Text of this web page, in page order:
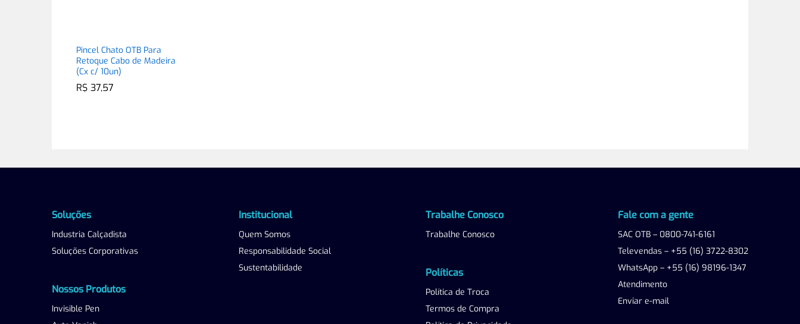
Pincel Chato OTB Para
Retoque Cabo de Madeira
(Cx c/ 10un)
R$ 37,57
R$ 37,57
Soluções
Industria Calçadista
Soluções Corporativas
Nossos Produtos
Invisible Pen
Institucional
Quem Somos
Responsabilidade Social
Sustentabilidade
Trabalhe Conosco
Trabalhe Conosco
Políticas
Política de Troca
Termos de Compra
Fale com a gente
SAC OTB – 0800-741-6161
Televendas – +55 (16) 3722-8302
WhatsApp – +55 (16) 98196-1347
Atendimento
Enviar e-mail